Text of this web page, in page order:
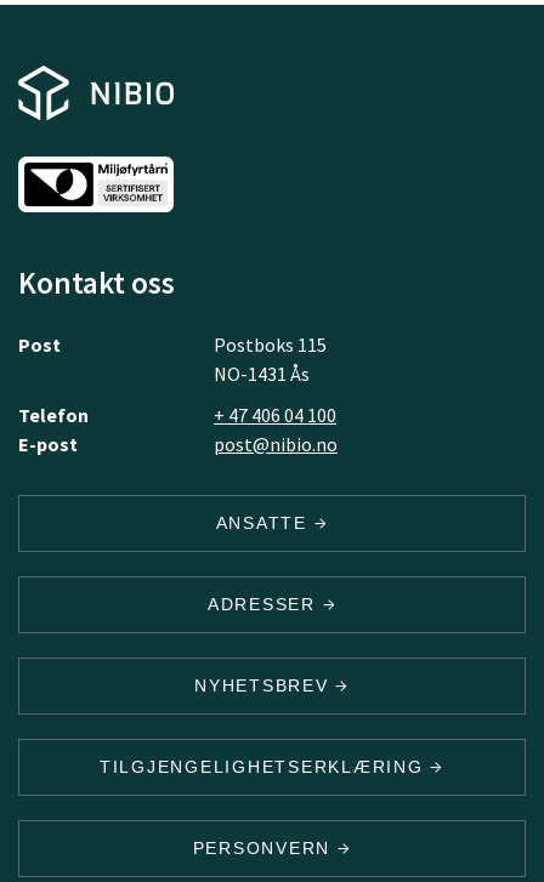
Kontakt oss
Post
Postboks 115
NO-1431 Ås
Telefon
+ 47 406 04 100
E-post
post@nibio.no
ANSATTE
ADRESSER
NYHETSBREV
TILGJENGELIGHETSERKLÆRING
PERSONVERN